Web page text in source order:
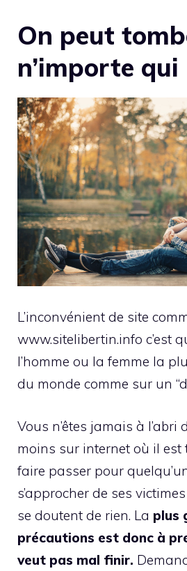
On peut
n’importe qui
L’inconvénient de site
www.sitelibertin.info c’est
l’homme ou la femme la
du monde comme sur un
Vous n’êtes jamais à l’abri
moins sur internet où il est
faire passer pour
s’approcher de ses
se doutent de rien. La plus
précautions est donc à
veut pas mal finir.